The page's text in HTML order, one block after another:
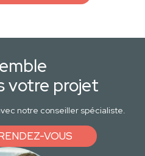
votre projet
notre conseiller spécialiste.
VOUS